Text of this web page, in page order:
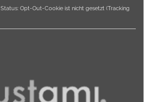
Status: Opt-Out-Cookie ist nicht gesetzt (Tracking